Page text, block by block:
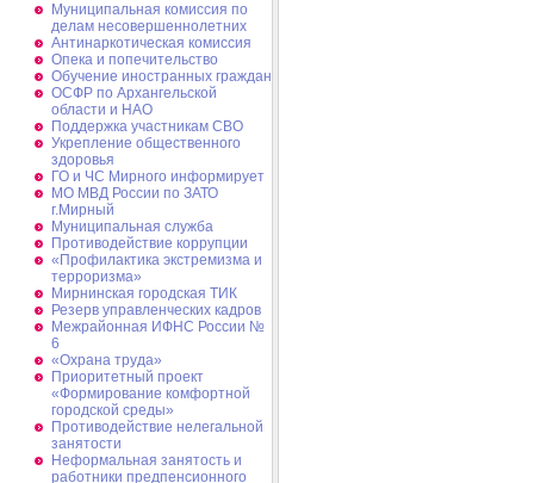
Муниципальная комиссия по
делам несовершеннолетних
Антинаркотическая комиссия
Опека и попечительство
Обучение иностранных граждан
ОСФР по Архангельской
области и НАО
Поддержка участникам СВО
Укрепление общественного
здоровья
ГО и ЧС Мирного информирует
МО МВД России по ЗАТО
г.Мирный
Муниципальная cлужба
Противодействие коррупции
«Профилактика экстремизма и
терроризма»
Мирнинская городская ТИК
Резерв управленческих кадров
Межрайонная ИФНС России №
6
«Охрана труда»
Приоритетный проект
«Формирование комфортной
городской среды»
Противодействие нелегальной
занятости
Неформальная занятость и
работники предпенсионного